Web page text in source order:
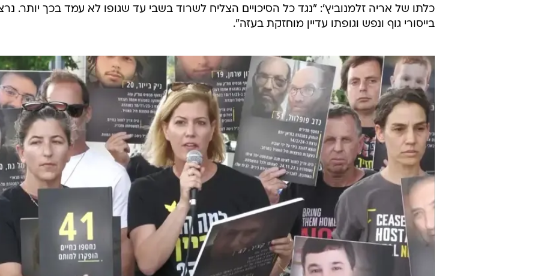
כלתו של אריה זלמנוביץ': "נגד כל הסיכויים הצליח לשרוד בשבי עד שגופו לא עמד בכך יותר.
בייסורי גוף ונפש וגופתו עדיין מוחזקת בעזה".